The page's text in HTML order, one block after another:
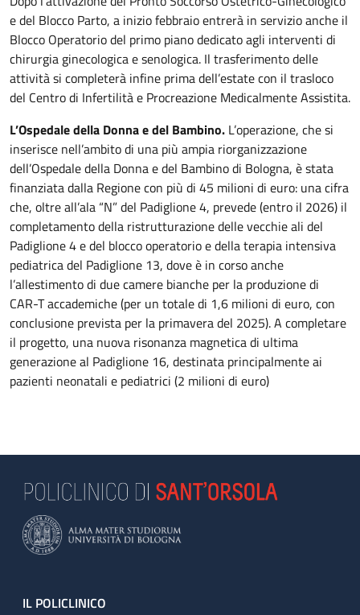
e del Blocco Parto, a inizio febbraio entrerà in servizio anche il
Blocco Operatorio del primo piano dedicato agli interventi di
chirurgia ginecologica e senologica. Il trasferimento delle
attività si completerà infine prima dell’estate con il trasloco
del Centro di Infertilità e Procreazione Medicalmente Assistita.
L’Ospedale della Donna e del Bambino. L’operazione, che si
inserisce nell’ambito di una più ampia riorganizzazione
dell’Ospedale della Donna e del Bambino di Bologna, è stata
finanziata dalla Regione con più di 45 milioni di euro: una cifra
che, oltre all’ala “N” del Padiglione 4, prevede (entro il 2026) il
completamento della ristrutturazione delle vecchie ali del
Padiglione 4 e del blocco operatorio e della terapia intensiva
pediatrica del Padiglione 13, dove è in corso anche
l’allestimento di due camere bianche per la produzione di
CAR-T accademiche (per un totale di 1,6 milioni di euro, con
conclusione prevista per la primavera del 2025). A completare
il progetto, una nuova risonanza magnetica di ultima
generazione al Padiglione 16, destinata principalmente ai
pazienti neonatali e pediatrici (2 milioni di euro)
IL POLICLINICO